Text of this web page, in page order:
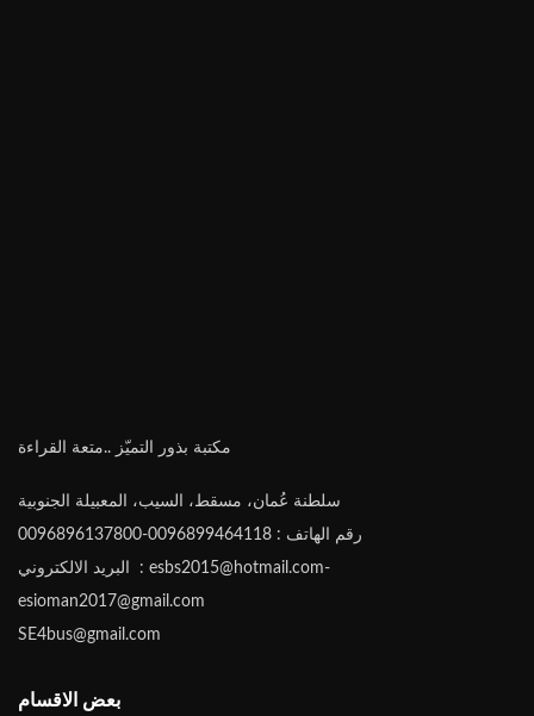
مكتبة بذور التميّز ..متعة القراءة
سلطنة عُمان، مسقط، السيب، المعبيلة الجنوبية
رقم الهاتف : 0096899464118-0096896137800
البريد الالكتروني : esbs2015@hotmail.com-
esioman2017@gmail.com
SE4bus@gmail.com
بعض الاقسام